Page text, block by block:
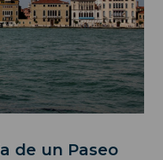
de un Paseo